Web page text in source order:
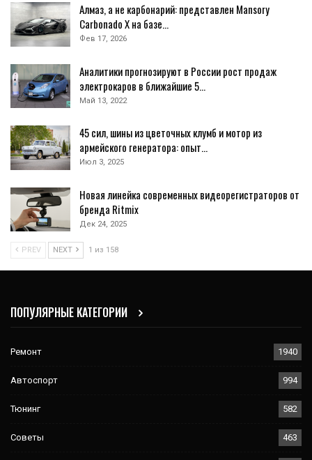
Алмаз, а не карбонарий: представлен Mansory
Carbonado X на базе…
Фев 17, 2026
Аналитики прогнозируют в России рост продаж
электрокаров в ближайшие 5…
Май 13, 2022
45 сил, шины из цветочных клумб и мотор из
армейского генератора: опыт…
Июл 3, 2025
Новая линейка современных видеорегистраторов от
бренда Ritmix
Дек 24, 2025
PREV NEXT 1 из 158
ПОПУЛЯРНЫЕ КАТЕГОРИИ
Ремонт 1940
Автоспорт 994
Тюнинг 582
Советы 463